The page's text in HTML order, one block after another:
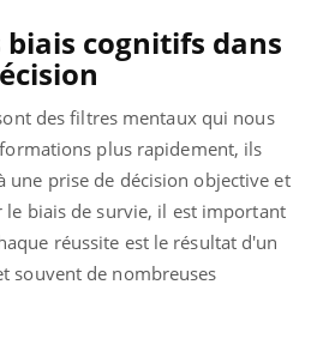
biais cognitifs dans
des filtres mentaux qui nous
plus rapidement, ils
une prise de décision objective et
le biais de survie, il est important
réussite est le résultat d'un
souvent de nombreuses